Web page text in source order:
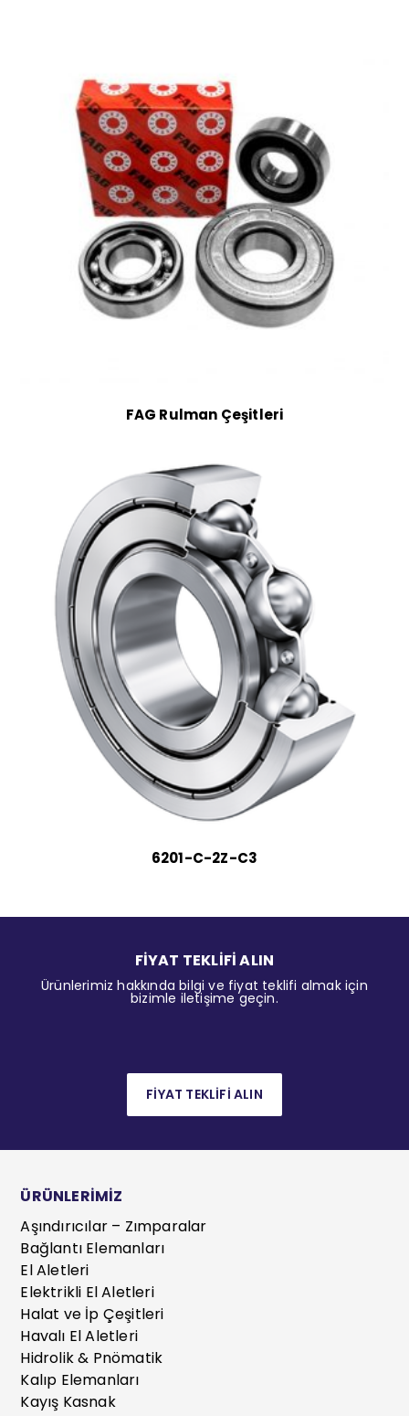
FAG Rulman Çeşitleri
6201-C-2Z-C3
FİYAT TEKLİFİ ALIN
Ürünlerimiz hakkında bilgi ve fiyat teklifi almak için
bizimle iletişime geçin.
FİYAT TEKLİFİ ALIN
ÜRÜNLERİMİZ
Aşındırıcılar – Zımparalar
Bağlantı Elemanları
El Aletleri
Elektrikli El Aletleri
Halat ve İp Çeşitleri
Havalı El Aletleri
Hidrolik & Pnömatik
Kalıp Elemanları
Kayış Kasnak